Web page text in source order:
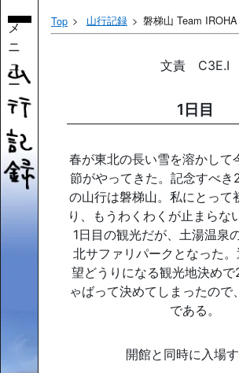
メ
ニ
ュ
ー
Top 山行記録 磐梯山 Team IROHA
文責 C3E.I
1日目
春が東北の長い雪を溶かして
節がやってきた。記念すべき
の山行は磐梯山。私にとって
り、もうわくわくが止まらな
1日目の観光だが、土湯温泉
北サファリパークとなった
望どうりになる観光地決め
ゃばって決めてしまったので
である。
開館と同時に入場す